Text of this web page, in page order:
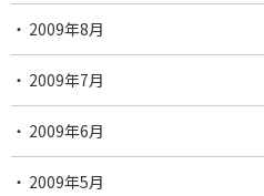
2009年8月
2009年7月
2009年6月
2009年5月